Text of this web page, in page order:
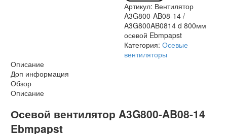
Артикул: Вентилятор
A3G800-AB08-14 /
A3G800AB0814 d 800мм
осевой Ebmpapst
Категория: Осевые
вентиляторы
Описание
Доп информация
Обзор
Описание
Осевой вентилятор A3G800-AB08-14
Ebmpapst